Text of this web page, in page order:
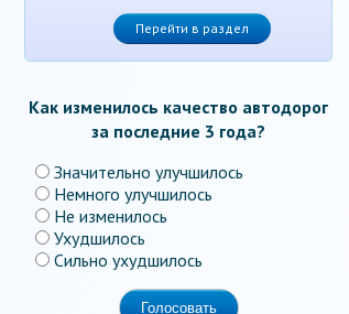
Перейти в раздел
Как изменилось качество автодорог
за последние 3 года?
Значительно улучшилось
Немного улучшилось
Не изменилось
Ухудшилось
Сильно ухудшилось